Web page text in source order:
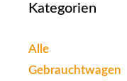
Kategorien
Alle
Gebrauchtwagen